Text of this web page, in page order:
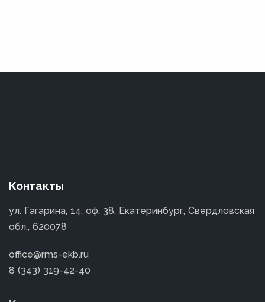
Контакты
ул. Гагарина, 14, оф. 38, Екатеринбург, Свердловская
обл., 620078
office@rms-ekb.ru
8 (343) 319-42-40